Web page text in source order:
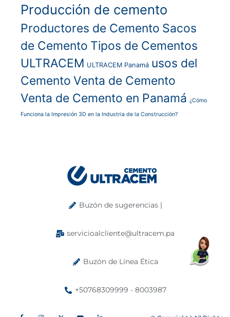
Producción de cemento
Productores de Cemento Sacos
de Cemento Tipos de Cementos
ULTRACEM ULTRACEM Panamá usos del
Cemento Venta de Cemento
Venta de Cemento en Panamá ¿Cómo
Funciona la Impresión 3D en la Industria de la Construcción?
Buzón de sugerencias |
servicioalcliente@ultracem.pa
Buzón de Línea Ética
+50768309999 - 8003987